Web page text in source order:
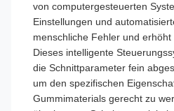
von computergesteuerten
Einstellungen und
menschliche Fehler und erhöht
Dieses intelligente
die Schnittparameter fein
um den spezifischen
Gummimaterials gerecht zu